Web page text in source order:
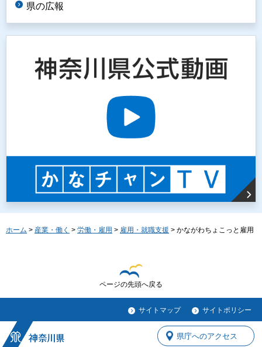
県の広報
ホーム > 産業・働く > 労働・雇用 > 雇用・就職支援 > かながわちょこっと雇用
ページの先頭へ戻る
サイトマップ サイトポリシー
県庁へのアクセス